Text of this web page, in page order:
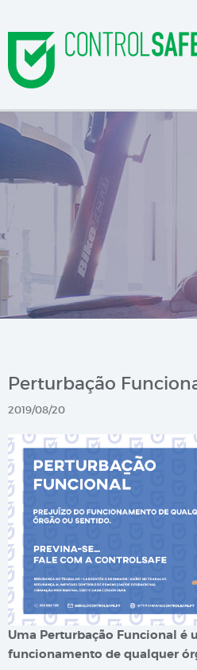
Perturbação
2019/08/20
Uma Perturbação Funcional é
funcionamento de qualquer